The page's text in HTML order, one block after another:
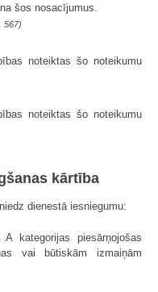
šos nosacījumus.
567)
noteiktas šo noteikumu
noteiktas šo noteikumu
kārtība
dienestā iesniegumu:
kategorijas piesārņojošas
vai būtiskām izmaiņām